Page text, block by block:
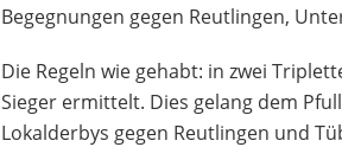
Begegnungen gegen Reutlingen,
Die Regeln wie gehabt: in zwei
Sieger ermittelt. Dies gelang dem
Lokalderbys gegen Reutlingen und